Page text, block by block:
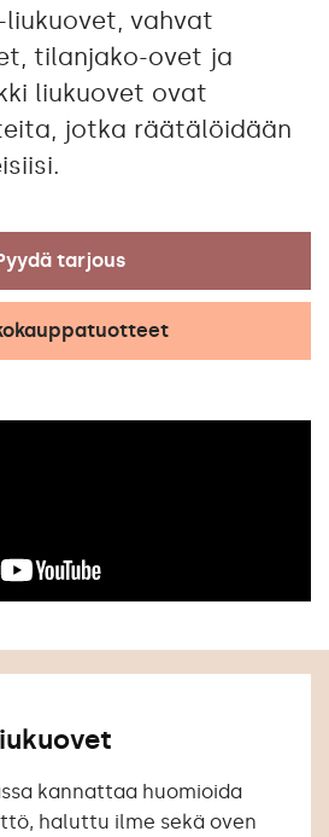
liukuovet, vahvat
tilanjako-ovet ja
liukuovet ovat
jotka räätälöidään
tarjous
kannattaa huomioida
haluttu ilme sekä oven